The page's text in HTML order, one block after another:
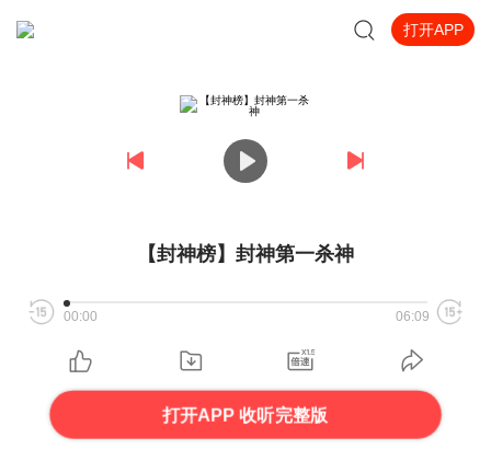
打开APP
【封神榜】封神第一杀神
00:00 06:09
打开APP 收听完整版